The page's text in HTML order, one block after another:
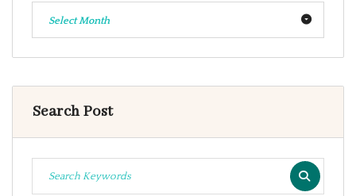
Select Month
Search Post